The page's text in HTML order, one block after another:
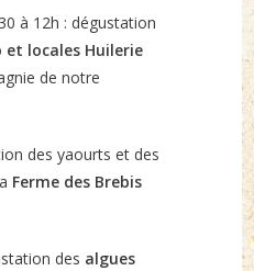
à 12h : dégustation
et locales Huilerie
de notre
des yaourts et des
Ferme des Brebis
des algues